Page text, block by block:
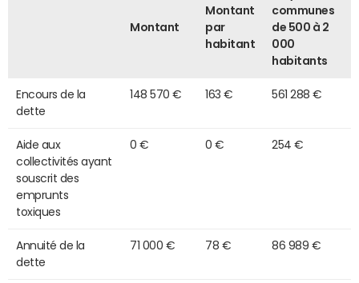
Montant
Montant
par
habitant
communes
de 500 à 2
000
habitants
Encours de la
dette
148 570 € 163 € 561 288 €
Aide aux
collectivités ayant
souscrit des
emprunts
toxiques
0 € 0 € 254 €
Annuité de la
dette
71 000 € 78 € 86 989 €